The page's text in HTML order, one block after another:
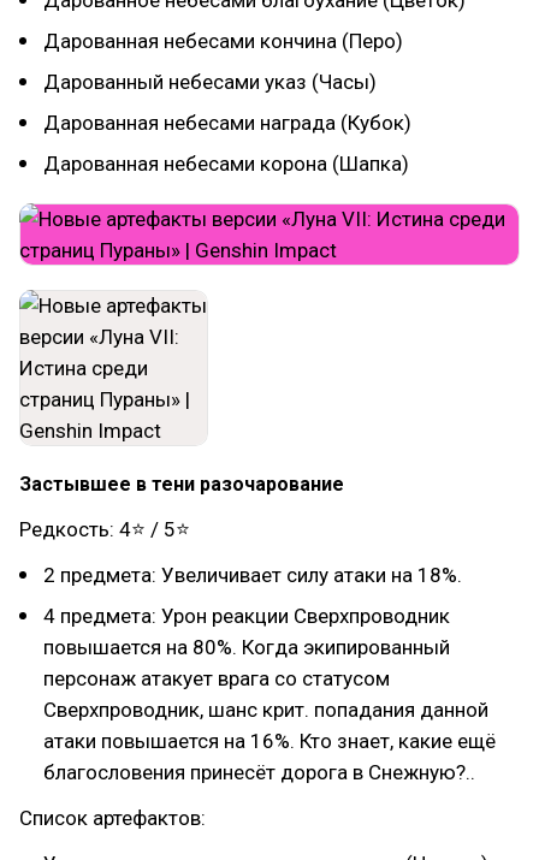
Дарованная небесами кончина (Перо)
Дарованный небесами указ (Часы)
Дарованная небесами награда (Кубок)
Дарованная небесами корона (Шапка)
Застывшее в тени разочарование
Редкость: 4⭐ / 5⭐
2 предмета: Увеличивает силу атаки на 18%.
4 предмета: Урон реакции Сверхпроводник
повышается на 80%. Когда экипированный
персонаж атакует врага со статусом
Сверхпроводник, шанс крит. попадания данной
атаки повышается на 16%. Кто знает, какие ещё
благословения принесёт дорога в Снежную?..
Список артефактов: